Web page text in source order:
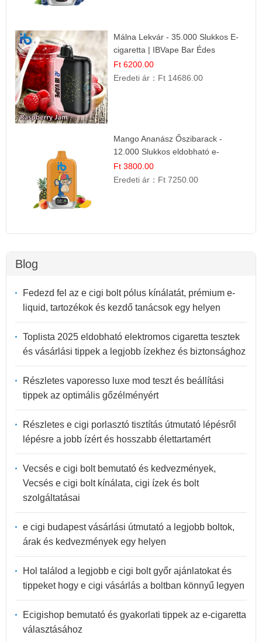
Málna Lekvár - 35.000 Slukkos E-
cigaretta | IBVape Bar Édes
Gyümölcs Íz
Ft 6200.00
Eredeti ár： Ft 14686.00
Mango Ananász Őszibarack -
12.000 Slukkos eldobható e-
Cigaretta
Ft 3800.00
Eredeti ár： Ft 7250.00
Blog
Fedezd fel az e cigi bolt pólus kínálatát, prémium e-
liquid, tartozékok és kezdő tanácsok egy helyen
Toplista 2025 eldobható elektromos cigaretta tesztek
és vásárlási tippek a legjobb ízekhez és biztonsághoz
Részletes vaporesso luxe mod teszt és beállítási
tippek az optimális gőzélményért
Részletes e cigi porlasztó tisztítás útmutató lépésről
lépésre a jobb ízért és hosszabb élettartamért
Vecsés e cigi bolt bemutató és kedvezmények,
Vecsés e cigi bolt kínálata, cigi ízek és bolt
szolgáltatásai
e cigi budapest vásárlási útmutató a legjobb boltok,
árak és kedvezmények egy helyen
Hol találod a legjobb e cigi bolt győr ajánlatokat és
tippeket hogy e cigi vásárlás a boltban könnyű legyen
Ecigishop bemutató és gyakorlati tippek az e-cigaretta
választásához